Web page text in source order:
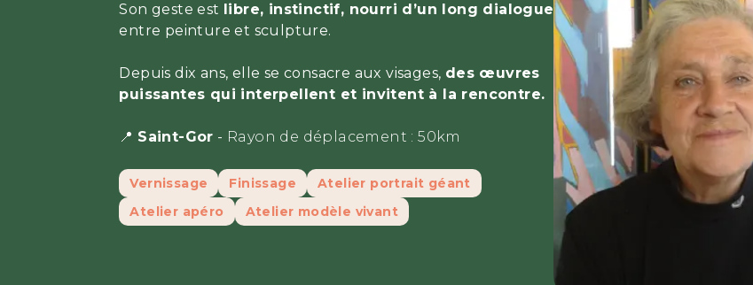
Son geste est libre, instinctif, nourri d’un long dialogue
entre peinture et sculpture.
Depuis dix ans, elle se consacre aux visages, des œuvres
puissantes qui interpellent et invitent à la rencontre.
📍 Saint-Gor - Rayon de déplacement :50km
Vernissage Finissage
Atelier portrait géant
Atelier apéro
Atelier modèle vivant